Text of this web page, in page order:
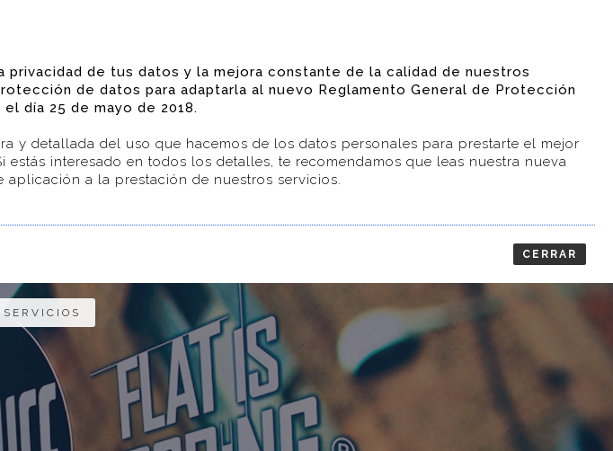
SERVICIOS PRODUCTOS GALERÍA BLOG CONTACTO
DE IMAGEN
SERVICIOS
privacidad de tus datos y la mejora constante de la calidad de nuestros
de datos para adaptarla al nuevo Reglamento General de Protección
día 25 de mayo de 2018.
y detallada del uso que hacemos de los datos personales para prestarte el mejor
interesado en todos los detalles, te recomendamos que leas nuestra nueva
a la prestación de nuestros servicios.
CERRAR